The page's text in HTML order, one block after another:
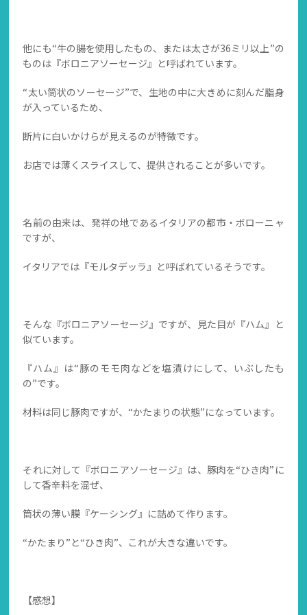
他にも“牛の腸を使用したもの、または太さが36ミリ以上”の
ものは『ボロニアソーセージ』と呼ばれています。
“太い筒状のソーセージ”で、生地の中に大きめに刻んだ脂身
が入っているため、
断片に白いかけらが見えるのが特徴です。
お店では薄くスライスして、提供されることが多いです。
名前の由来は、発祥の地であるイタリアの都市・ボローニャ
ですが、
イタリアでは『モルタデッラ』と呼ばれているそうです。
そんな『ボロニアソーセージ』ですが、見た目が『ハム』と
似ています。
『ハム』は“豚のモモ肉などを塩漬けにして、いぶしたも
の”です。
材料は同じ豚肉ですが、“かたまりの状態”になっています。
それに対して『ボロニアソーセージ』は、豚肉を“ひき肉”に
して香辛料を混ぜ、
筒状の薄い膜『ケーシング』に詰めて作ります。
“かたまり”と“ひき肉”、これが大きな違いです。
【感想】